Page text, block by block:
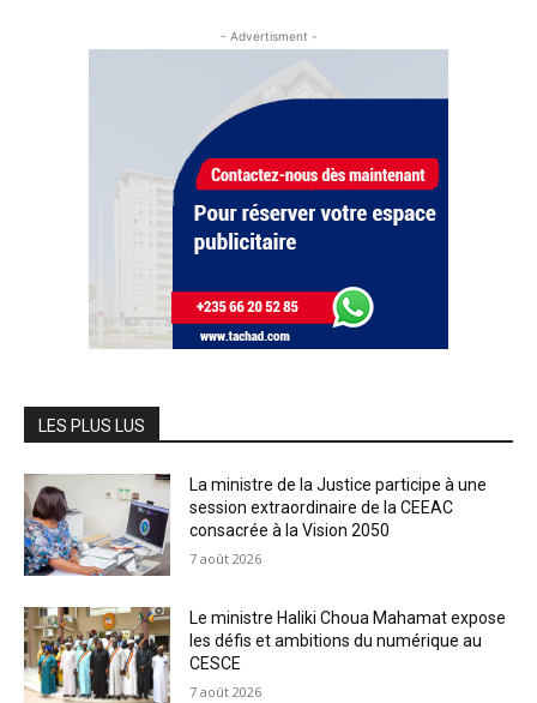
- Advertisment -
LES PLUS LUS
La ministre de la Justice participe à une
session extraordinaire de la CEEAC
consacrée à la Vision 2050
7 août 2026
Le ministre Haliki Choua Mahamat expose
les défis et ambitions du numérique au
CESCE
7 août 2026